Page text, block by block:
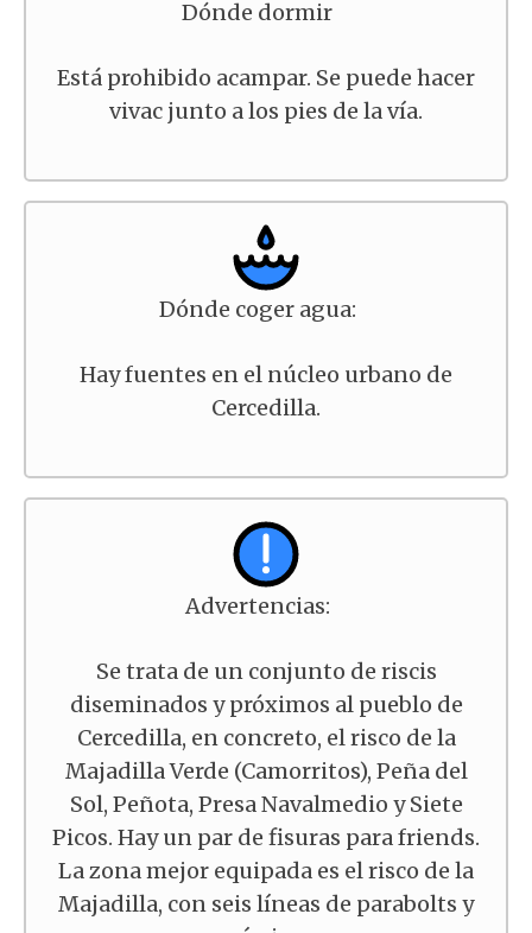
Dónde dormir
Está prohibido acampar. Se puede hacer
vivac junto a los pies de la vía.
Dónde coger agua:
Hay fuentes en el núcleo urbano de
Cercedilla.
Advertencias:
Se trata de un conjunto de riscis
diseminados y próximos al pueblo de
Cercedilla, en concreto, el risco de la
Majadilla Verde (Camorritos), Peña del
Sol, Peñota, Presa Navalmedio y Siete
Picos. Hay un par de fisuras para friends.
La zona mejor equipada es el risco de la
Majadilla, con seis líneas de parabolts y